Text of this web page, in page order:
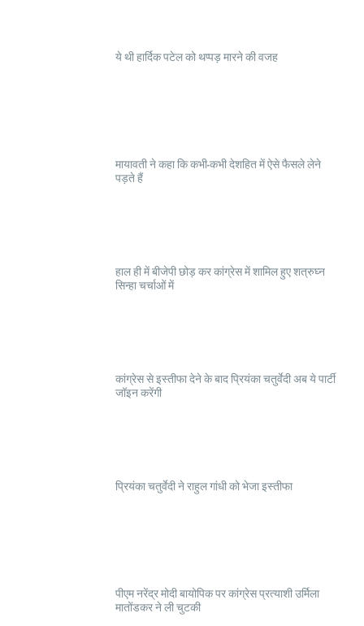
ये थी हार्दिक पटेल को थप्पड़ मारने की वजह
मायावती ने कहा कि कभी-कभी देशहित में ऐसे फैसले लेने
पड़ते हैं
हाल ही में बीजेपी छोड़ कर कांग्रेस में शामिल हुए शत्रुघ्न
सिन्हा चर्चाओं में
कांग्रेस से इस्तीफा देने के बाद प्रियंका चतुर्वेदी अब ये पार्टी
जॉइन करेंगी
प्रियंका चतुर्वेदी ने राहुल गांधी को भेजा इस्तीफा
पीएम नरेंद्र मोदी बायोपिक पर कांग्रेस प्रत्याशी उर्मिला
मातोंडकर ने ली चुटकी